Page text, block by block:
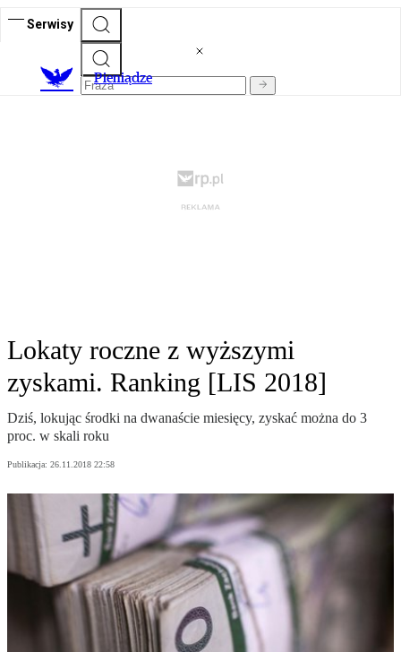
Serwisy
Pieniądze
Lokaty roczne z wyższymi
zyskami. Ranking [LIS 2018]
Dziś, lokując środki na dwanaście miesięcy, zyskać można do 3
proc. w skali roku
Publikacja: 26.11.2018 22:58